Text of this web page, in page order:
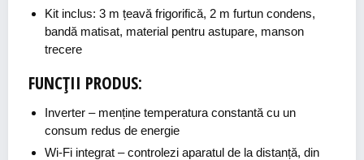
Kit inclus: 3 m țeavă frigorifică, 2 m furtun condens,
bandă matisat, material pentru astupare, manson
trecere
FUNCȚII PRODUS:
Inverter – menține temperatura constantă cu un
consum redus de energie
Wi-Fi integrat – controlezi aparatul de la distanță, din